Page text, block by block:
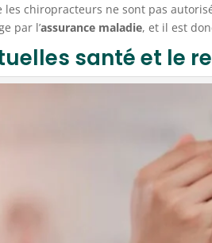
les chiropracteurs ne sont pas
par l’assurance maladie, et il est
santé et le